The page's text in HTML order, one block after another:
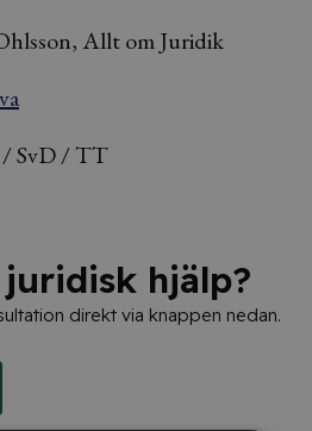
Allt om Juridik
/ SvD / TT
hjälp?
direkt via knappen nedan.